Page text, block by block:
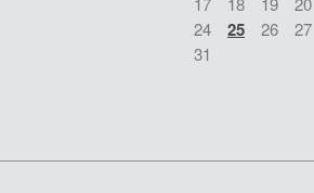
24
25 26 27
31